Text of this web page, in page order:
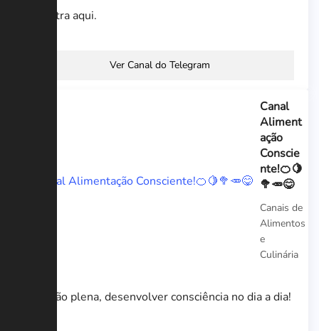
encontra aqui.
Ver Canal do Telegram
Canal
Aliment
ação
Conscie
nte!🍊🍋
🥦🥕😋
Canais de
Alimentos
e
Culinária
Atenção plena, desenvolver consciência no dia a dia!